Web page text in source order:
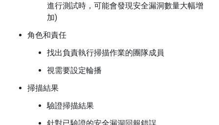
進行測試時，可能會發現安全漏洞數量大幅增
加)
角色和責任
找出負責執行掃描作業的團隊成員
視需要設定輪播
掃描結果
驗證掃描結果